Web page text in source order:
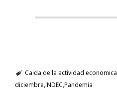
Caida de la actividad economica
diciembre INDEC Pandemia